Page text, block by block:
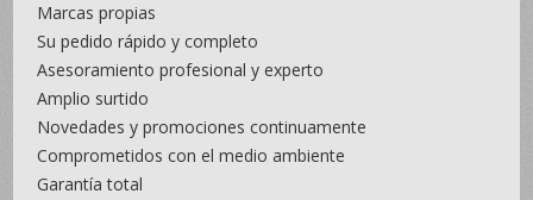
Marcas propias
Su pedido rápido y completo
Asesoramiento profesional y experto
Amplio surtido
Novedades y promociones continuamente
Comprometidos con el medio ambiente
Garantía total